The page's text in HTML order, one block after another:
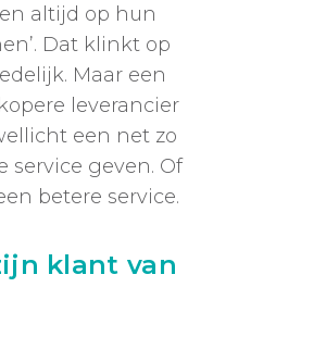
altijd op hun
Dat klinkt op
Maar een
leverancier
een net zo
service geven. Of
betere service.
klant van